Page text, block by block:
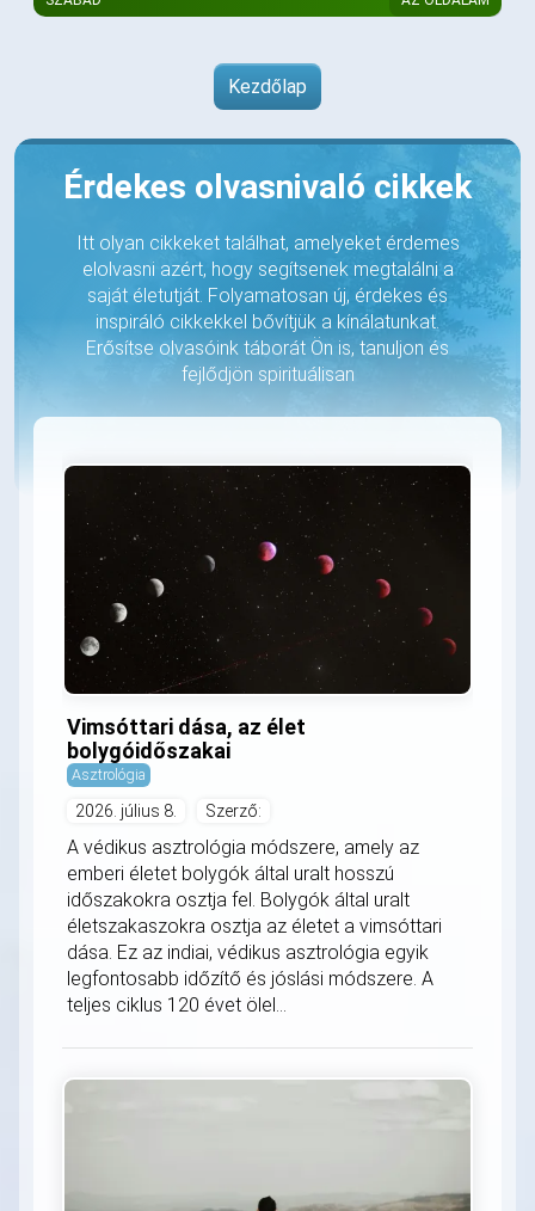
Kezdőlap
Érdekes olvasnivaló cikkek
Itt olyan cikkeket találhat, amelyeket érdemes
elolvasni azért, hogy segítsenek megtalálni a
saját életutját. Folyamatosan új, érdekes és
inspiráló cikkekkel bővítjük a kínálatunkat.
Erősítse olvasóink táborát Ön is, tanuljon és
fejlődjön spirituálisan
Vimsóttari dása, az élet
bolygóidőszakai
Asztrológia
2026. július 8. Szerző:
A védikus asztrológia módszere, amely az
emberi életet bolygók által uralt hosszú
időszakokra osztja fel. Bolygók által uralt
életszakaszokra osztja az életet a vimsóttari
dása. Ez az indiai, védikus asztrológia egyik
legfontosabb időzítő és jóslási módszere. A
teljes ciklus 120 évet ölel...